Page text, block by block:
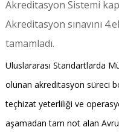
Akreditasyon Sistemi
Akreditasyon sınavını
tamamladı.
Uluslararası Standartlarda
olunan akreditasyon süreci
teçhizat yeterliliği ve
aşamadan tam not alan